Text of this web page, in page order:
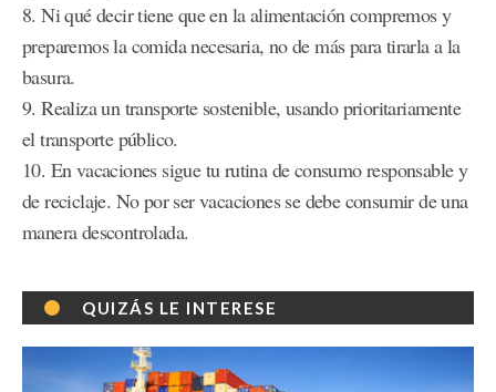
8. Ni qué decir tiene que en la alimentación compremos y
preparemos la comida necesaria, no de más para tirarla a la
basura.
9. Realiza un transporte sostenible, usando prioritariamente
el transporte público.
10. En vacaciones sigue tu rutina de consumo responsable y
de reciclaje. No por ser vacaciones se debe consumir de una
manera descontrolada.
QUIZÁS LE INTERESE